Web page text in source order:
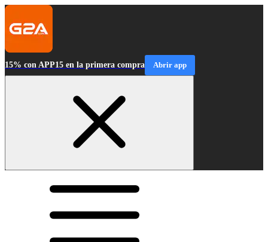
15% con APP15 en la primera compra Abrir app